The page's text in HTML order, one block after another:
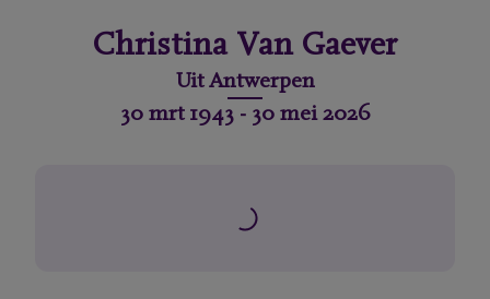
Christina Van Gaever
Uit Antwerpen
30 mrt 1943- 30 mei 2026